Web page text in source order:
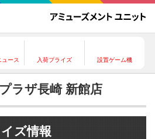
ース 入荷プライズ 設置ゲーム機
ラザ長崎 新館店
ズ情報